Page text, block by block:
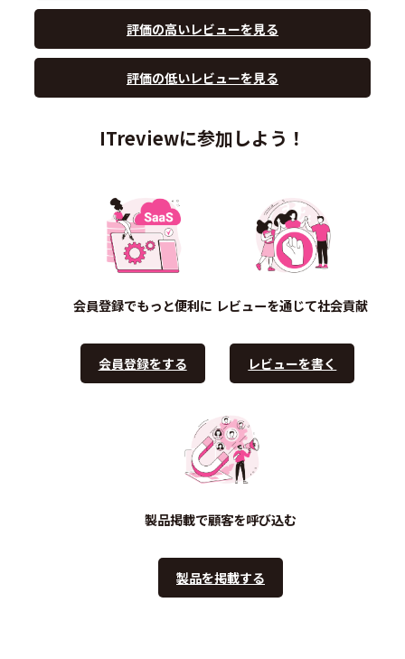
評価の高いレビューを見る
評価の低いレビューを見る
ITreviewに参加しよう！
会員登録でもっと便利に
会員登録をする
レビューを通じて社会貢献
レビューを書く
製品掲載で顧客を呼び込む
製品を掲載する